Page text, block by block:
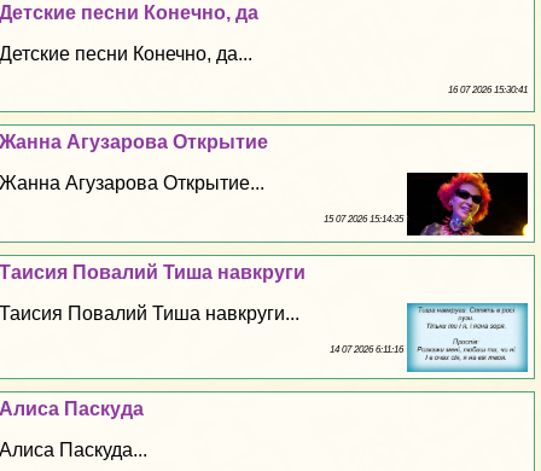
Детские песни Конечно, да
Детские песни Конечно, да...
16 07 2026 15:30:41
Жанна Агузарова Открытие
Жанна Агузарова Открытие...
15 07 2026 15:14:35
Таисия Повалий Тиша навкруги
Таисия Повалий Тиша навкруги...
14 07 2026 6:11:16
Алиса Паскуда
Алиса Паскуда...